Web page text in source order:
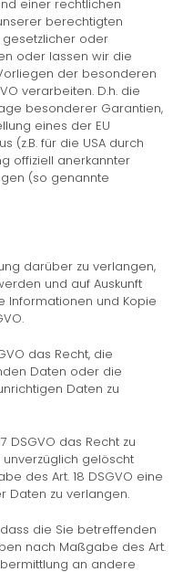
einer rechtlichen
berechtigten
oder
oder lassen wir die
der besonderen
verarbeiten. D.h. die
besonderer Garantien,
eines der EU
(z.B. für die USA durch
offiziell anerkannter
(so genannte
darüber zu verlangen,
und auf Auskunft
Informationen und Kopie
das Recht, die
Daten oder die
Daten zu
DSGVO das Recht zu
gelöscht
des Art. 18 DSGVO eine
Daten zu verlangen.
die Sie betreffenden
nach Maßgabe des Art.
an andere